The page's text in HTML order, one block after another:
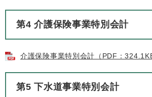
第4 介護保険事業特別会計
介護保険事業特別会計（PDF：
第5 下水道事業特別会計